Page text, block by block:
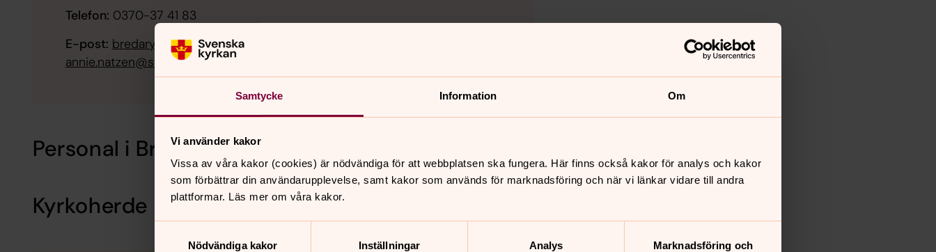
Samtycke Information Om
Vi använder kakor
Vissa av våra kakor (cookies) är nödvändiga för att webbplatsen ska fungera. Här finns också kakor för analys och kakor
som förbättrar din användarupplevelse, samt kakor som används för marknadsföring och när vi länkar vidare till andra
plattformar. Läs mer om våra kakor.
Nödvändiga kakor
Inställningar Analys
Marknadsföring och
Telefon: 0370-37 41 83
E-post: bredaryd.pastorat@svenskakyrkan.se
annie.natzen@svenskakyrkan.se
Personal i Bredaryds pastorat
Kyrkoherde